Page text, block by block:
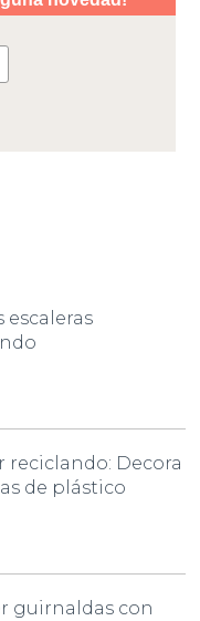
escaleras
reciclando: Decora
de plástico
guirnaldas con